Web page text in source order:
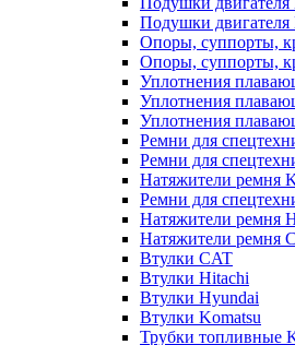
Подушки двигателя
Опоры, суппорты,
Опоры, суппорты,
Уплотнения
Уплотнения
Уплотнения
Ремни для
Ремни для
Натяжители ремня
Ремни для
Натяжители ремня
Натяжители ремня
Втулки CAT
Втулки Hitachi
Втулки Hyundai
Втулки Komatsu
Трубки топливные